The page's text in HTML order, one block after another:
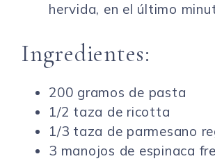
hervida, en el último
Ingredientes:
200 gramos de pasta
1/2 taza de ricotta
1/3 taza de parmesano
3 manojos de espinaca